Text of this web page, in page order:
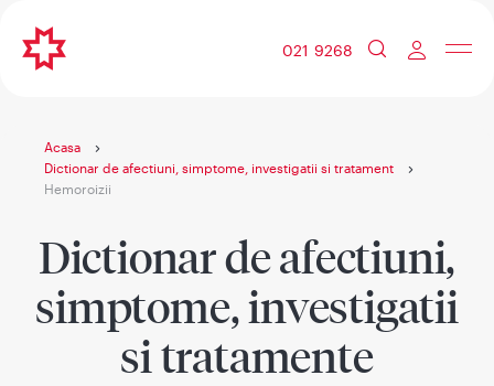
021 9268
Acasa
Dictionar de afectiuni, simptome, investigatii si tratament
Hemoroizii
Dictionar de afectiuni,
simptome, investigatii
si tratamente